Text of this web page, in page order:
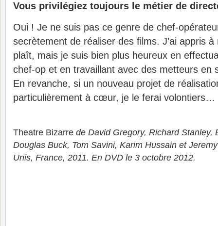
Vous privilégiez toujours le métier de
Oui ! Je ne suis pas ce genre de chef-
secrètement de réaliser des films. J’ai appris
plaît, mais je suis bien plus heureux en
chef-op et en travaillant avec des metteurs en
En revanche, si un nouveau projet de
particulièrement à cœur, je le ferai volontiers…
Theatre Bizarre de David Gregory, Richard Stanley,
Douglas Buck, Tom Savini, Karim Hussain et
Unis, France, 2011. En DVD le 3 octobre 2012.